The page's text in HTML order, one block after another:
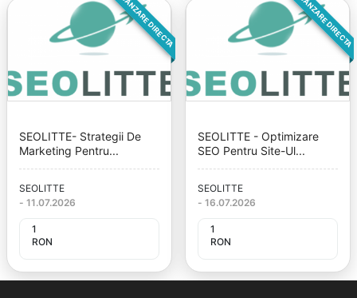
VÂNZARE DIRECTA
SEOLITTE- Strategii De
Marketing Pentru...
SEOLITTE
- 11.07.2026
1
RON
VÂNZARE DIRECTA
SEOLITTE - Optimizare
SEO Pentru Site-Ul...
SEOLITTE
- 16.07.2026
1
RON